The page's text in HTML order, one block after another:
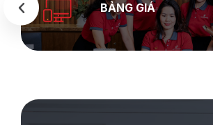
BẢNG GIÁ